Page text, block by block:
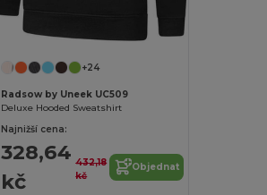
+24
Radsow by Uneek UC509
Deluxe Hooded Sweatshirt
Najnižší cena:
328,64
kč
432,18
kč
Objednat